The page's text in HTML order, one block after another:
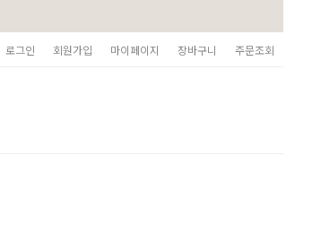
로그인 회원가입 마이페이지 장바구니 주문조회